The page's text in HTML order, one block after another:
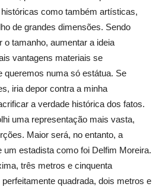
como também artísticas,
de grandes dimensões. Sendo
tamanho, aumentar a ideia
vantagens materiais se
queremos numa só estátua. Se
iria depor contra a minha
a verdade histórica dos fatos.
uma representação mais vasta,
Maior será, no entanto, a
um estadista como foi Delfim Moreira.
três metros e cinquenta
quadrada, dois metros e